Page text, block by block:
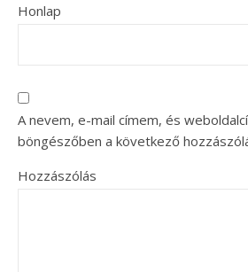
Honlap
A nevem, e-mail címem, és
böngészőben a következő
Hozzászólás